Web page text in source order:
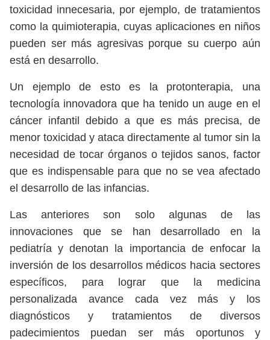
toxicidad innecesaria, por ejemplo, de tratamientos
como la quimioterapia, cuyas aplicaciones en niños
pueden ser más agresivas porque su cuerpo aún
está en desarrollo.
Un ejemplo de esto es la protonterapia, una
tecnología innovadora que ha tenido un auge en el
cáncer infantil debido a que es más precisa, de
menor toxicidad y ataca directamente al tumor sin la
necesidad de tocar órganos o tejidos sanos, factor
que es indispensable para que no se vea afectado
el desarrollo de las infancias.
Las anteriores son solo algunas de las
innovaciones que se han desarrollado en la
pediatría y denotan la importancia de enfocar la
inversión de los desarrollos médicos hacia sectores
específicos, para lograr que la medicina
personalizada avance cada vez más y los
diagnósticos y tratamientos de diversos
padecimientos puedan ser más oportunos y